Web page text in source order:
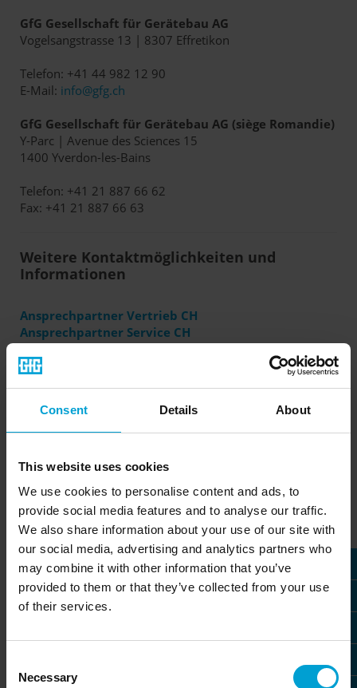
Consent Details About
This website uses cookies
We use cookies to personalise content and ads, to
provide social media features and to analyse our traffic.
We also share information about your use of our site with
our social media, advertising and analytics partners who
may combine it with other information that you’ve
provided to them or that they’ve collected from your use
of their services.
Selection
Necessary
GfG Gesellschaft für Gerätebau AG
Vogelsangstrasse 13 | 8307 Effretikon
Telefon: +41 44 982 12 90
E-Mail: info@gfg.ch
GfG Gesellschaft für Gerätebau AG (siège Romandie)
Y-Parc | Avenue des Sciences 15
1400 Yverdon-les-Bains
Telefon: +41 21 887 66 62
Fax: +41 21 887 66 63
Weitere Kontaktmöglichkeiten und
Informationen
Ansprechpartner Vertrieb CH
Ansprechpartner Service CH
Ihre Kontaktdaten
Anrede *
Vorname